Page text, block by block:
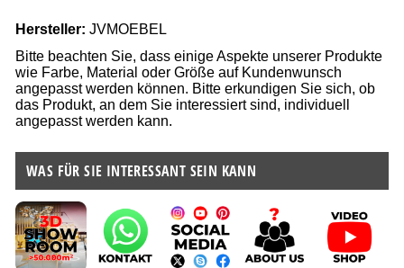
Hersteller: JVMOEBEL
Bitte beachten Sie, dass einige Aspekte unserer Produkte
wie Farbe, Material oder Größe auf Kundenwunsch
angepasst werden können. Bitte erkundigen Sie sich, ob
das Produkt, an dem Sie interessiert sind, individuell
angepasst werden kann.
WAS FÜR SIE INTERESSANT SEIN KANN